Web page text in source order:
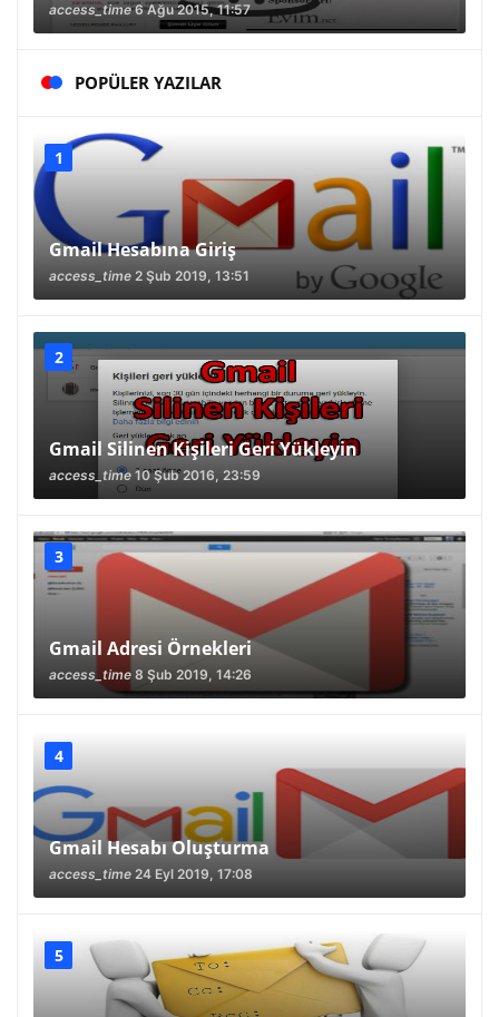
access_time6 Ağu 2015, 11:57
POPÜLER YAZILAR
Gmail Hesabına Giriş
access_time 2 Şub 2019, 13:51
Gmail Silinen Kişileri Geri Yükleyin
access_time 10 Şub 2016, 23:59
Gmail Adresi Örnekleri
access_time 8 Şub 2019, 14:26
Gmail Hesabı Oluşturma
access_time 24 Eyl 2019, 17:08